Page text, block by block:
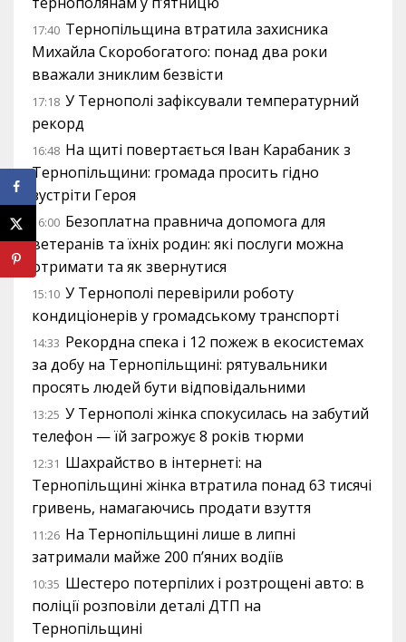
17:40 Тернопільщина втратила захисника
Михайла Скоробогатого: понад два роки
вважали зниклим безвісти
17:18 У Тернополі зафіксували температурний
рекорд
16:48 На щиті повертається Іван Карабаник з
Тернопільщини: громада просить гідно
зустріти Героя
16:00 Безоплатна правнича допомога для
ветеранів та їхніх родин: які послуги можна
отримати та як звернутися
15:10 У Тернополі перевірили роботу
кондиціонерів у громадському транспорті
14:33 Рекордна спека і 12 пожеж в екосистемах
за добу на Тернопільщині: рятувальники
просять людей бути відповідальними
13:25 У Тернополі жінка спокусилась на забутий
телефон — їй загрожує 8 років тюрми
12:31 Шахрайство в інтернеті: на
Тернопільщині жінка втратила понад 63 тисячі
гривень, намагаючись продати взуття
11:26 На Тернопільщині лише в липні
затримали майже 200 п’яних водіїв
10:35 Шестеро потерпілих і розтрощені авто: в
поліції розповіли деталі ДТП на
Тернопільщині